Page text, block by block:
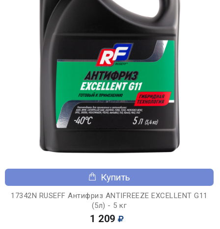
Купить
17342N RUSEFF Антифриз ANTIFREEZE EXCELLENT G11
(5л) - 5 кг
1 209